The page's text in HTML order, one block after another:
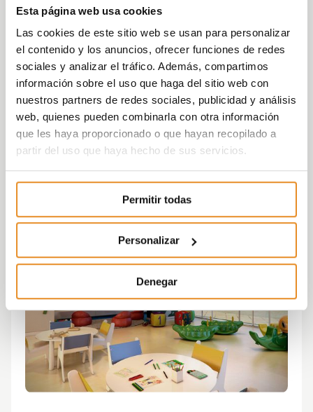
Esta página web usa cookies
Las cookies de este sitio web se usan para personalizar
el contenido y los anuncios, ofrecer funciones de redes
sociales y analizar el tráfico. Además, compartimos
información sobre el uso que haga del sitio web con
nuestros partners de redes sociales, publicidad y análisis
web, quienes pueden combinarla con otra información
que les haya proporcionado o que hayan recopilado a
partir del uso que haya hecho de sus servicios.
Permitir todas
Personalizar
Denegar